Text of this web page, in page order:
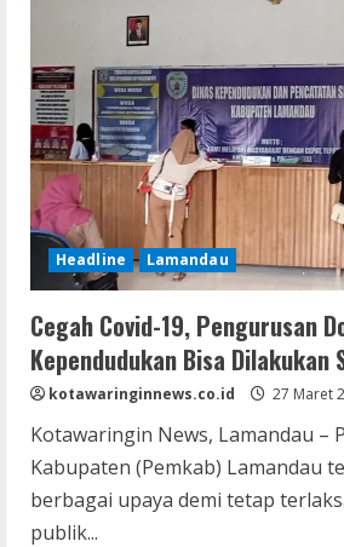
Headline Lamandau
Cegah Covid-19, Pengurusan
Kependudukan Bisa Dilakukan
kotawaringinnews.co.id 27 Maret
Kotawaringin News, Lamandau –
Kabupaten (Pemkab) Lamandau
berbagai upaya demi tetap
publik...